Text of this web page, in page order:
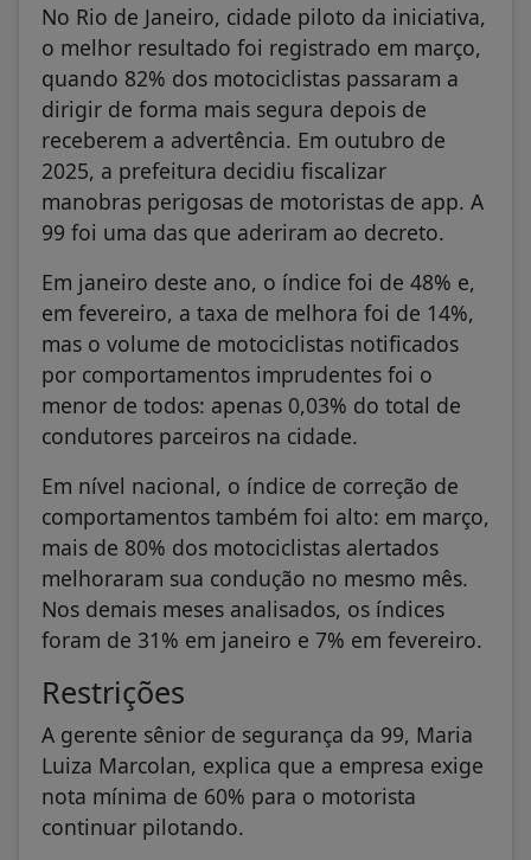
No Rio de Janeiro, cidade piloto da iniciativa,
o melhor resultado foi registrado em março,
quando 82% dos motociclistas passaram a
dirigir de forma mais segura depois de
receberem a advertência. Em outubro de
2025, a prefeitura decidiu fiscalizar
manobras perigosas de motoristas de app. A
99 foi uma das que aderiram ao decreto.
Em janeiro deste ano, o índice foi de 48% e,
em fevereiro, a taxa de melhora foi de 14%,
mas o volume de motociclistas notificados
por comportamentos imprudentes foi o
menor de todos: apenas 0,03% do total de
condutores parceiros na cidade.
Em nível nacional, o índice de correção de
comportamentos também foi alto: em março,
mais de 80% dos motociclistas alertados
melhoraram sua condução no mesmo mês.
Nos demais meses analisados, os índices
foram de 31% em janeiro e 7% em fevereiro.
Restrições
A gerente sênior de segurança da 99, Maria
Luiza Marcolan, explica que a empresa exige
nota mínima de 60% para o motorista
continuar pilotando.